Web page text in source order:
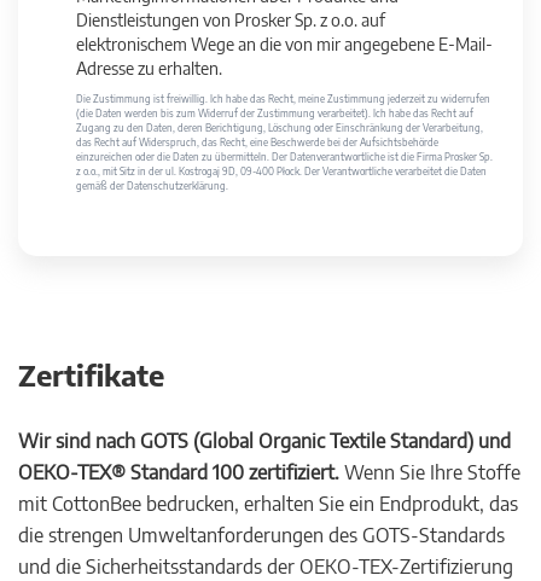
Dienstleistungen von Prosker Sp. z o.o. auf
elektronischem Wege an die von mir angegebene E-Mail-
Adresse zu erhalten.
Die Zustimmung ist freiwillig. Ich habe das Recht, meine Zustimmung jederzeit zu widerrufen
(die Daten werden bis zum Widerruf der Zustimmung verarbeitet). Ich habe das Recht auf
Zugang zu den Daten, deren Berichtigung, Löschung oder Einschränkung der Verarbeitung,
das Recht auf Widerspruch, das Recht, eine Beschwerde bei der Aufsichtsbehörde
einzureichen oder die Daten zu übermitteln. Der Datenverantwortliche ist die Firma Prosker Sp.
z o.o., mit Sitz in der ul. Kostrogaj 9D, 09-400 Płock. Der Verantwortliche verarbeitet die Daten
gemäß der Datenschutzerklärung.
Zertifikate
Wir sind nach GOTS (Global Organic Textile Standard) und
OEKO-TEX® Standard 100 zertifiziert. Wenn Sie Ihre Stoffe
mit CottonBee bedrucken, erhalten Sie ein Endprodukt, das
die strengen Umweltanforderungen des GOTS-Standards
und die Sicherheitsstandards der OEKO-TEX-Zertifizierung